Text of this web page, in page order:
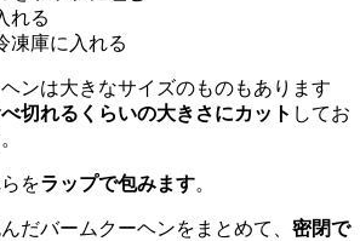
れる
凍庫に入れる
ンは大きなサイズのものもあります
切れるくらいの大きさにカット してお
をラップで包みます。
だバームクーヘンをまとめて、 密閉で